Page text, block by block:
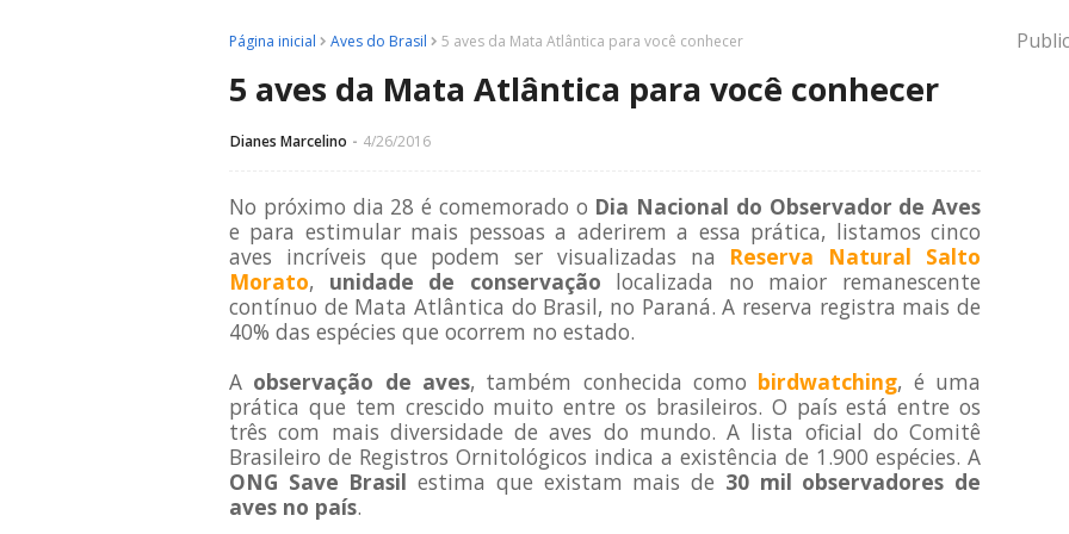
Página inicial Aves do Brasil 5 aves da Mata Atlântica para você conhecer
5 aves da Mata Atlântica para você conhecer
Dianes Marcelino 4/26/2016
No próximo dia 28 é comemorado o Dia Nacional do Observador de Aves
e para estimular mais pessoas a aderirem a essa prática, listamos cinco
aves incríveis que podem ser visualizadas na Reserva Natural Salto
Morato, unidade de conservação localizada no maior remanescente
contínuo de Mata Atlântica do Brasil, no Paraná. A reserva registra mais de
40% das espécies que ocorrem no estado.
A observação de aves, também conhecida como birdwatching, é uma
prática que tem crescido muito entre os brasileiros. O país está entre os
três com mais diversidade de aves do mundo. A lista oficial do Comitê
Brasileiro de Registros Ornitológicos indica a existência de 1.900 espécies. A
ONG Save Brasil estima que existam mais de 30 mil observadores de
aves no país.